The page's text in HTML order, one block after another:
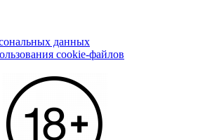
данных
cookie-файлов